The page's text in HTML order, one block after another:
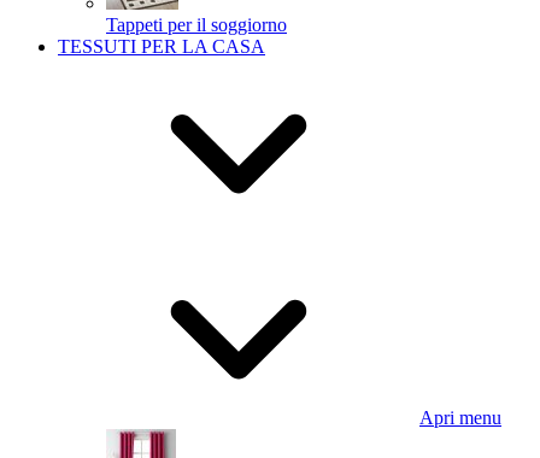
Tappeti per il soggiorno
TESSUTI PER LA CASA
Apri menu